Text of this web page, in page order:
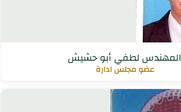
المهندس لطفي أبو حشيش
عضو مجلس ادارة